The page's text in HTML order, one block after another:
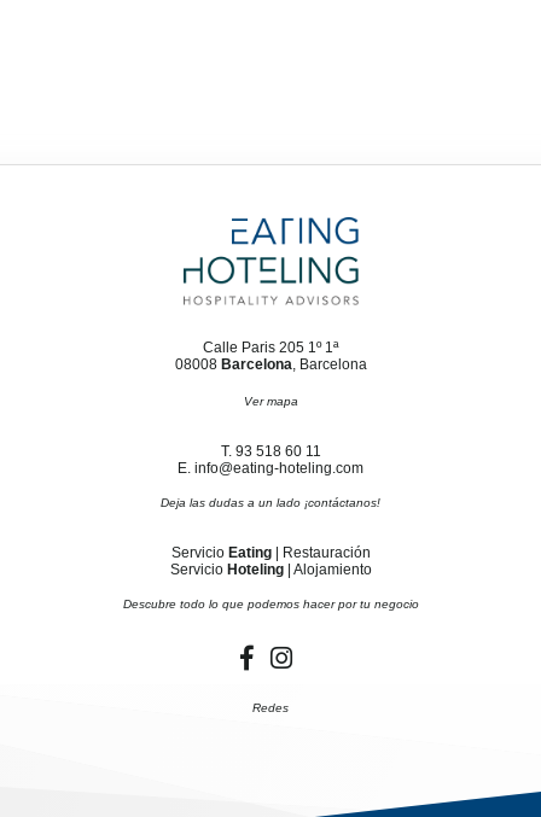
Calle Paris 205 1º 1ª
08008 Barcelona , Barcelona
Ver mapa
T. 93 518 60 11
E. info@eating-hoteling.com
Deja las dudas a un lado ¡contáctanos!
Servicio Eating| Restauración
Servicio Hoteling| Alojamiento
Descubre todo lo que podemos hacer por tu negocio
Redes